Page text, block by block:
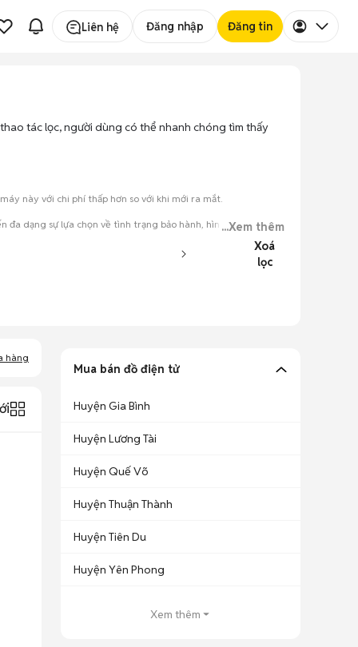
Liên hệ Đăng nhập Đăng tin
tác lọc, người dùng có thể nhanh chóng tìm thấy
này với chi phí thấp hơn so với khi mới ra mắt.
đa dạng sự lựa chọn về tình trạng bảo hành, hình thức máy và
...Xem thêm
Xoá
lọc
hàng
Mua bán đồ điện tử
Huyện Gia Bình
Huyện Lương Tài
Huyện Quế Võ
Huyện Thuận Thành
Huyện Tiên Du
Huyện Yên Phong
Xem thêm